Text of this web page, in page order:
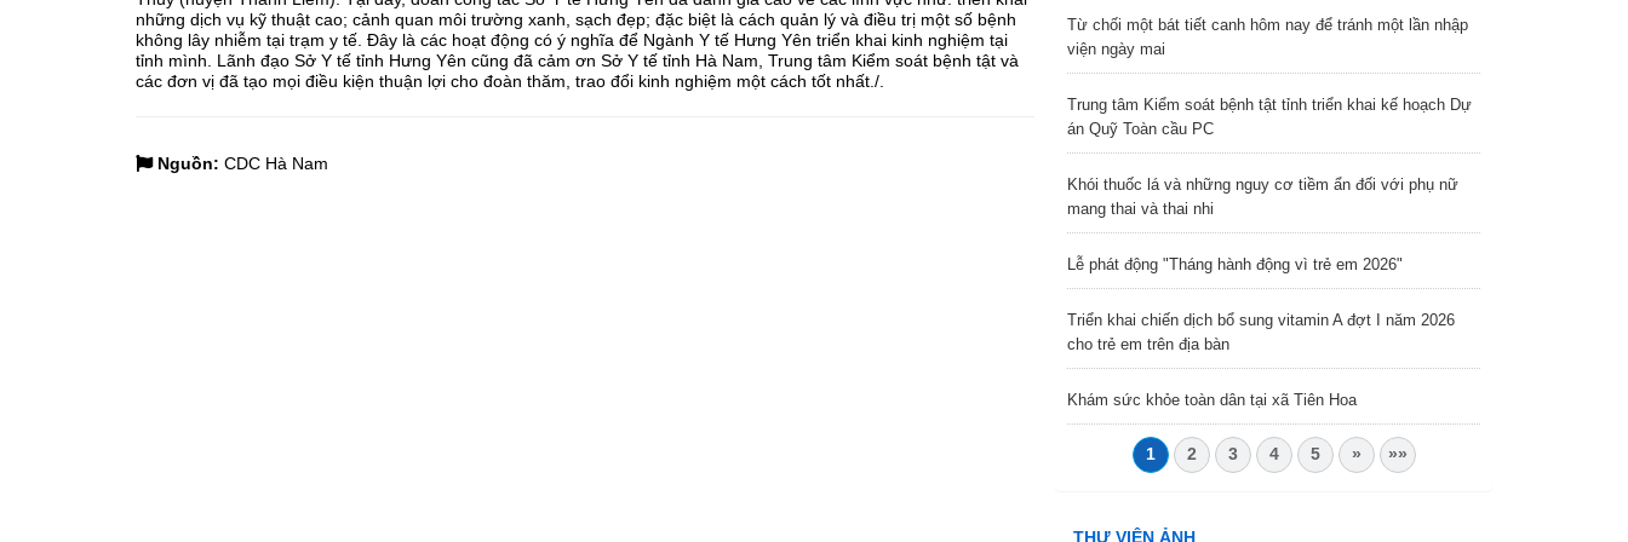
những dịch vụ kỹ thuật cao; cảnh quan môi trường xanh, sạch đẹp; đặc biệt là cách quản lý và điều trị một số bệnh
không lây nhiễm tại trạm y tế. Đây là các hoạt động có ý nghĩa để Ngành Y tế Hưng Yên triển khai kinh nghiệm tại
tỉnh mình. Lãnh đạo Sở Y tế tỉnh Hưng Yên cũng đã cảm ơn Sở Y tế tỉnh Hà Nam, Trung tâm Kiểm soát bệnh tật và
các đơn vị đã tạo mọi điều kiện thuận lợi cho đoàn thăm, trao đổi kinh nghiệm một cách tốt nhất./.
Nguồn: CDC Hà Nam
Từ chối một bát tiết canh hôm nay để tránh một lần nhập
viện ngày mai
Trung tâm Kiểm soát bệnh tật tỉnh triển khai kế hoạch Dự
án Quỹ Toàn cầu PC
Khói thuốc lá và những nguy cơ tiềm ẩn đối với phụ nữ
mang thai và thai nhi
Lễ phát động "Tháng hành động vì trẻ em 2026"
Triển khai chiến dịch bổ sung vitamin A đợt I năm 2026
cho trẻ em trên địa bàn
Khám sức khỏe toàn dân tại xã Tiên Hoa
1 2 3 4 5 » »»
THƯ VIỆN ẢNH